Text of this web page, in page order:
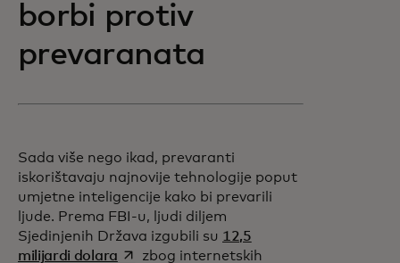
borbi protiv
prevaranata
Sada više nego ikad, prevaranti
iskorištavaju najnovije tehnologije poput
umjetne inteligencije kako bi prevarili
ljude. Prema FBI-u, ljudi diljem
Sjedinjenih Država izgubili su 12,5
milijardi dolaraopens in a new tab
zbog internetskih